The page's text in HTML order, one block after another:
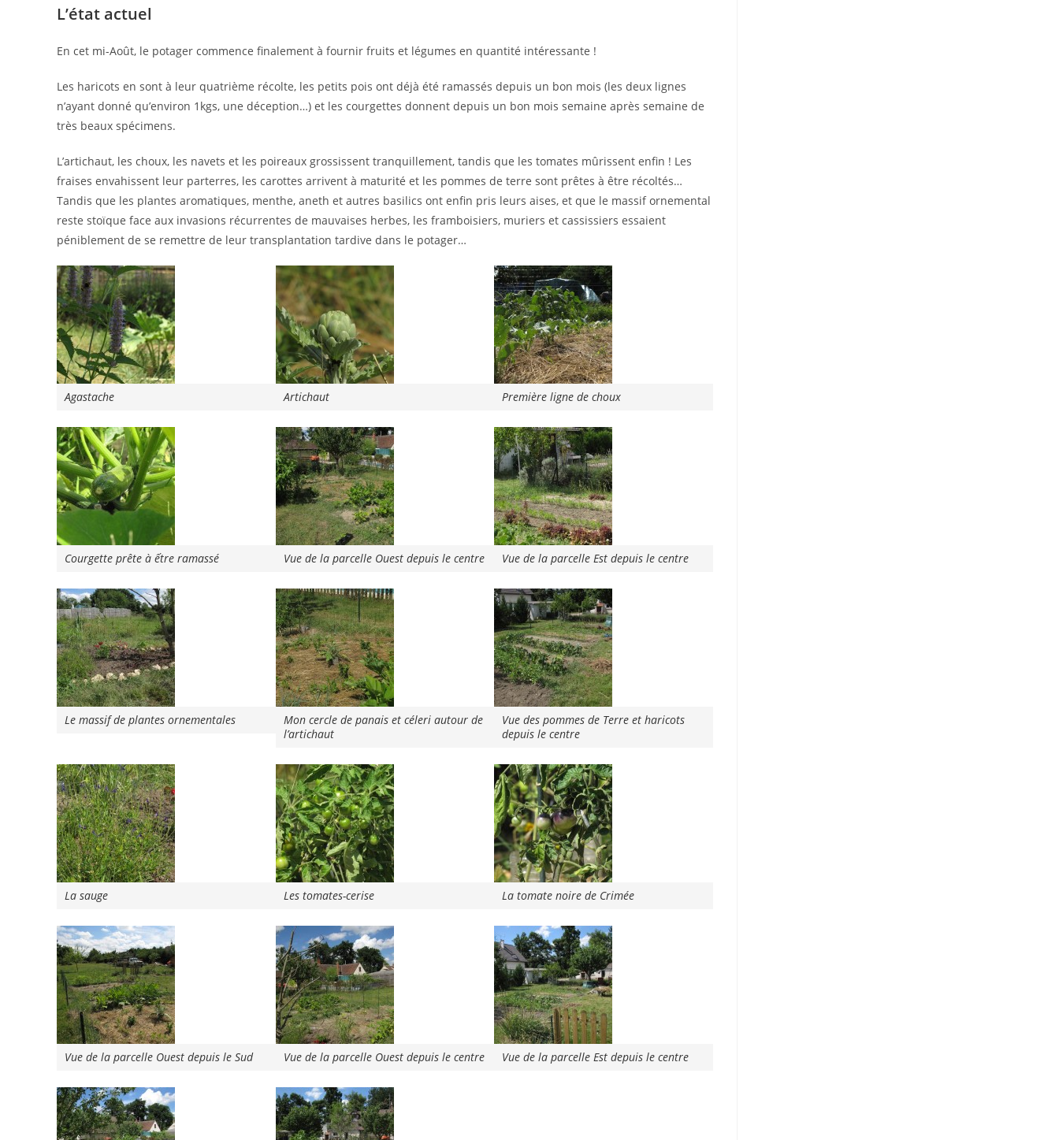
L’état actuel
En cet mi-Août, le potager commence finalement à fournir fruits et légumes en quantité intéressante !
Les haricots en sont à leur quatrième récolte, les petits pois ont déjà été ramassés depuis un bon mois (les deux lignes
n’ayant donné qu’environ 1kgs, une déception…) et les courgettes donnent depuis un bon mois semaine après semaine de
très beaux spécimens.
L’artichaut, les choux, les navets et les poireaux grossissent tranquillement, tandis que les tomates mûrissent enfin ! Les
fraises envahissent leur parterres, les carottes arrivent à maturité et les pommes de terre sont prêtes à être récoltés…
Tandis que les plantes aromatiques, menthe, aneth et autres basilics ont enfin pris leurs aises, et que le massif ornemental
reste stoïque face aux invasions récurrentes de mauvaises herbes, les framboisiers, muriers et cassissiers essaient
péniblement de se remettre de leur transplantation tardive dans le potager…
Agastache Artichaut Première ligne de choux
Courgette prête à ếtre ramassé Vue de la parcelle Ouest depuis le centre Vue de la parcelle Est depuis le centre
Le massif de plantes ornementales
Mon cercle de panais et céleri autour de
l’artichaut
Vue des pommes de Terre et haricots
depuis le centre
La sauge Les tomates-cerise La tomate noire de Crimée
Vue de la parcelle Ouest depuis le Sud Vue de la parcelle Ouest depuis le centre Vue de la parcelle Est depuis le centre